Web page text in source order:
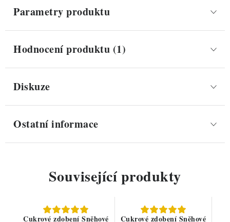
Parametry produktu
Hodnocení produktu (1)
Diskuze
Ostatní informace
Související produkty
Cukrové zdobení Sněhové Cukrové zdobení Sněhové